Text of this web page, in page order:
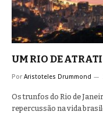
UM RIO DE
Por Aristoteles Drummond
Os trunfos do Rio de
repercussão na vida